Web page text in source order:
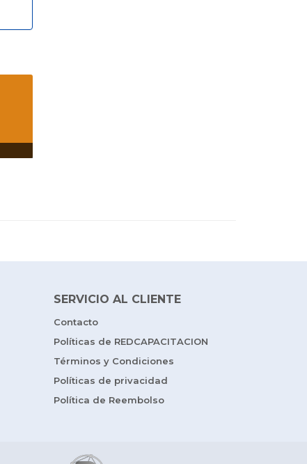
SERVICIO AL CLIENTE
Contacto
Políticas de REDCAPACITACION
Términos y Condiciones
Políticas de privacidad
Política de Reembolso